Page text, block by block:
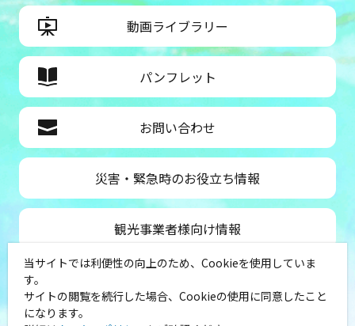
動画ライブラリー
パンフレット
お問い合わせ
災害・緊急時のお役立ち情報
観光事業者様向け情報
公益社団法人神奈川県観光協会
〒231-8521
神奈川県横浜市中区山下町１
当サイトでは利便性の向上のため、Cookieを使用していま
す。
サイトの閲覧を続行した場合、Cookieの使用に同意したこと
になります。